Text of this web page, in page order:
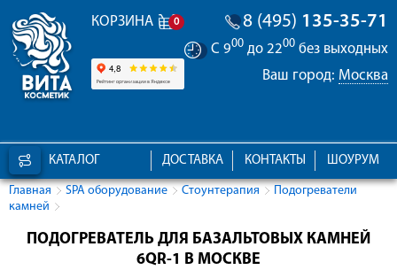
КОРЗИНА 0 8 (495) 135-35-71
С 900 до 2200 без выходных
Ваш город: Москва
КАТАЛОГ ШОУРУМ
КОНТАКТЫ
ДОСТАВКА
Главная SPA оборудование Стоунтерапия
Подогреватели
камней
ПОДОГРЕВАТЕЛЬ ДЛЯ БАЗАЛЬТОВЫХ КАМНЕЙ
6QR-1 В МОСКВЕ